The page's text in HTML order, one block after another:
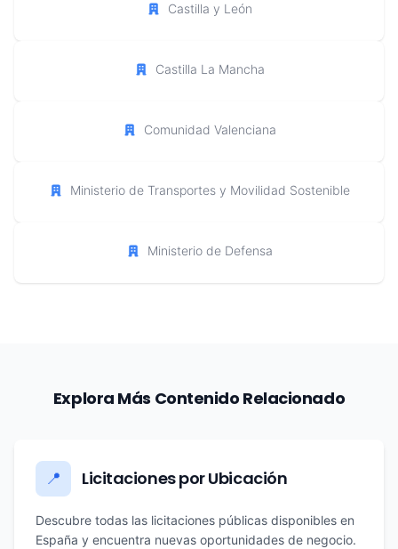
Castilla y León
Castilla La Mancha
Comunidad Valenciana
Ministerio de Transportes y Movilidad Sostenible
Ministerio de Defensa
Explora Más Contenido Relacionado
📍 Licitaciones por Ubicación
Descubre todas las licitaciones públicas disponibles en
España y encuentra nuevas oportunidades de negocio.